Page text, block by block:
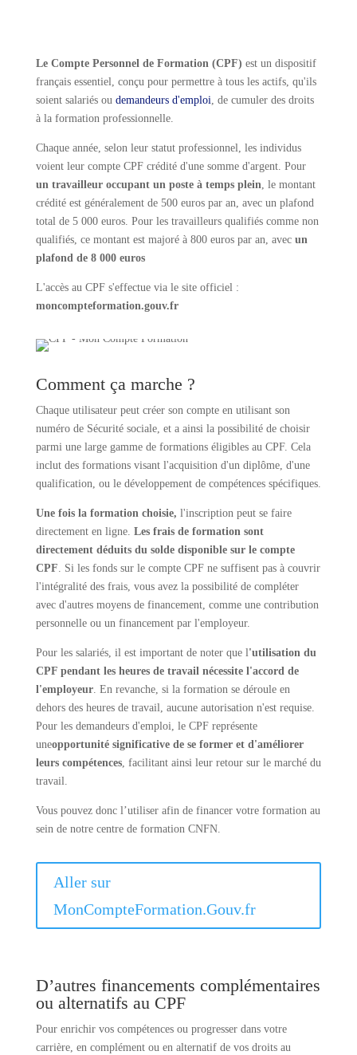
Le Compte Personnel de Formation (CPF) est un dispositif
français essentiel, conçu pour permettre à tous les actifs, qu'ils
soient salariés ou demandeurs d'emploi , de cumuler des droits
à la formation professionnelle.
Chaque année, selon leur statut professionnel, les individus
voient leur compte CPF crédité d'une somme d'argent. Pour
un travailleur occupant un poste à temps plein , le montant
crédité est généralement de 500 euros par an, avec un plafond
total de 5 000 euros. Pour les travailleurs qualifiés comme non
qualifiés, ce montant est majoré à 800 euros par an, avecun
plafond de 8 000 euros
L'accès au CPF s'effectue via le site officiel :
moncompteformation.gouv.fr
Comment ça marche ?
Chaque utilisateur peut créer son compte en utilisant son
numéro de Sécurité sociale, et a ainsi la possibilité de choisir
parmi une large gamme de formations éligibles au CPF. Cela
inclut des formations visant l'acquisition d'un diplôme, d'une
qualification, ou le développement de compétences spécifiques.
Une fois la formation choisie, l'inscription peut se faire
directement en ligne. Les frais de formation sont
directement déduits du solde disponible sur le compte
CPF . Si les fonds sur le compte CPF ne suffisent pas à couvrir
l'intégralité des frais, vous avez la possibilité de compléter
avec d'autres moyens de financement, comme une contribution
personnelle ou un financement par l'employeur.
Pour les salariés, il est important de noter que l'utilisation du
CPF pendant les heures de travail nécessite l'accord de
l'employeur. En revanche, si la formation se déroule en
dehors des heures de travail, aucune autorisation n'est requise.
Pour les demandeurs d'emploi, le CPF représente
uneopportunité significative de se former et d'améliorer
leurs compétences, facilitant ainsi leur retour sur le marché du
travail.
Vous pouvez donc l’utiliser afin de financer votre formation au
sein de notre centre de formation CNFN.
Aller sur
MonCompteFormation.Gouv.fr
D’autres financements complémentaires
ou alternatifs au CPF
Pour enrichir vos compétences ou progresser dans votre
carrière, en complément ou en alternatif de vos droits au